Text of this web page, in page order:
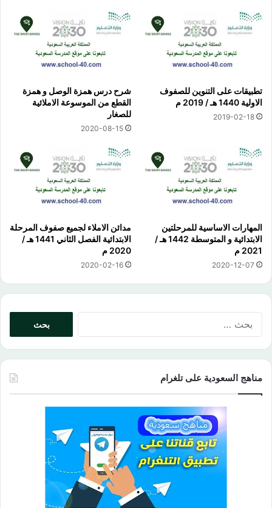
تطبيقات على التنوين للصفوف
الاولية 1440 هـ / 2019 م
2019-02-18
شرح درس همزة الوصل و همزة
القطع من الموسوعة الاملائية
للصغار
2020-08-15
المهارات الاساسية للمرحلتين
الابتدائية و المتوسطة 1442 هـ /
2021 م
2020-12-07
مدائن الاملاء لجميع صفوف المرحلة
الابتدائية الفصل الثاني 1441 هـ /
2020 م
2020-02-16
مناهج السعودية على تلغرام